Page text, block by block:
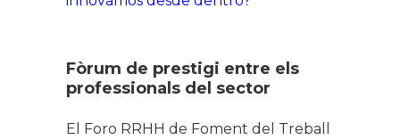
Fòrum de prestigi entre els
professionals del sector
El Foro RRHH de Foment del Treball